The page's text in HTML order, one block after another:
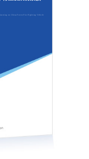
on China Forest Fire Fighting Vehicle